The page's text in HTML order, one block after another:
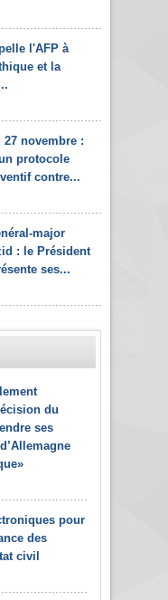
l'AFP à
et la
novembre :
protocole
contre...
major
: le Président
ses...
du
ses
pour
des
civil